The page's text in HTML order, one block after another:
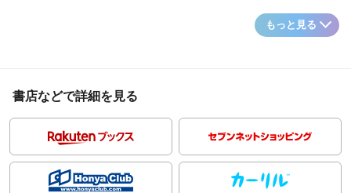
もっと見る
書店などで詳細を見る